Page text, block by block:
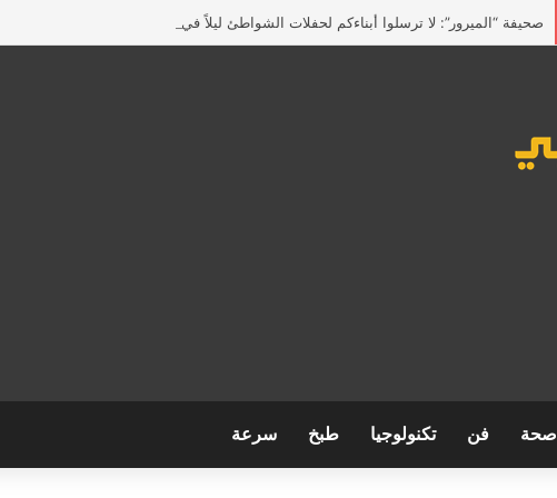
صحيفة “الميرور”: لا ترسلوا أبناءكم لحفلات الشواطئ ليلاً في بريطانيا
صحة فن تكنولوجيا طبخ سرعة